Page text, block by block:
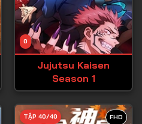
35
36
39
0
Jujutsu Kaisen
Season 1
FHD
TẬP 40/40